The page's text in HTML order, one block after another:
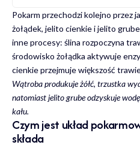
Pokarm przechodzi kolejno przez
żołądek, jelito cienkie i jelito
inne procesy: ślina rozpoczyna
środowisko żołądka aktywuje
cienkie przejmuje większość
Wątroba produkuje żółć, trzustka
natomiast jelito grube odzyskuje
kału.
Czym jest układ
składa